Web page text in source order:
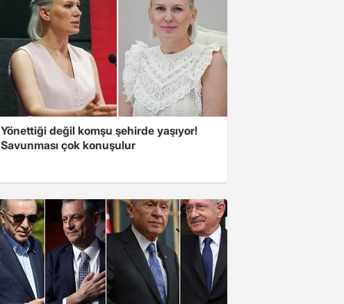
Yönettiği değil komşu şehirde yaşıyor!
Savunması çok konuşulur